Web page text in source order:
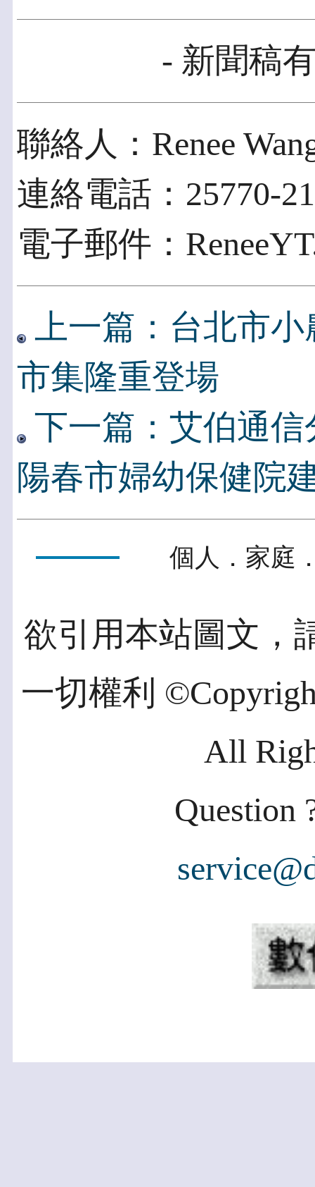
- 新聞稿
聯絡人：Renee
連絡電話：25770-
電子郵件：
上一篇：台北市
市集隆重登場
下一篇：艾伯通
陽春市婦幼保健院
個人．家庭
欲引用本站圖文，
一切權利
All
Question